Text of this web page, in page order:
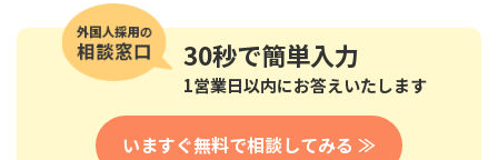
30秒で簡単入力
1営業日以内にお答えいたします
いますぐ無料で相談してみる ≫